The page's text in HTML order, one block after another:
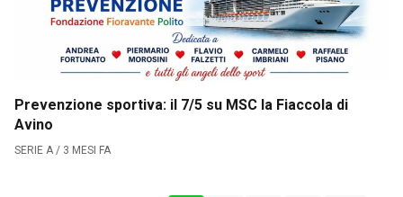
Prevenzione sportiva: il 7/5 su MSC la Fiaccola di
Avino
SERIE A / 3 MESI FA